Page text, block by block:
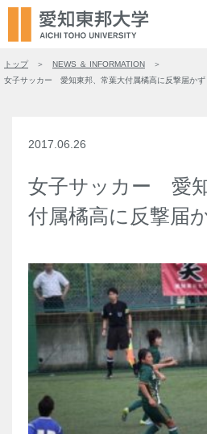
トップ
NEWS ＆ INFORMATION
女子サッカー 愛知東邦、常葉大付属橘高に反撃届かず
2017.06.26
女子サッカー 愛
付属橘高に反撃届